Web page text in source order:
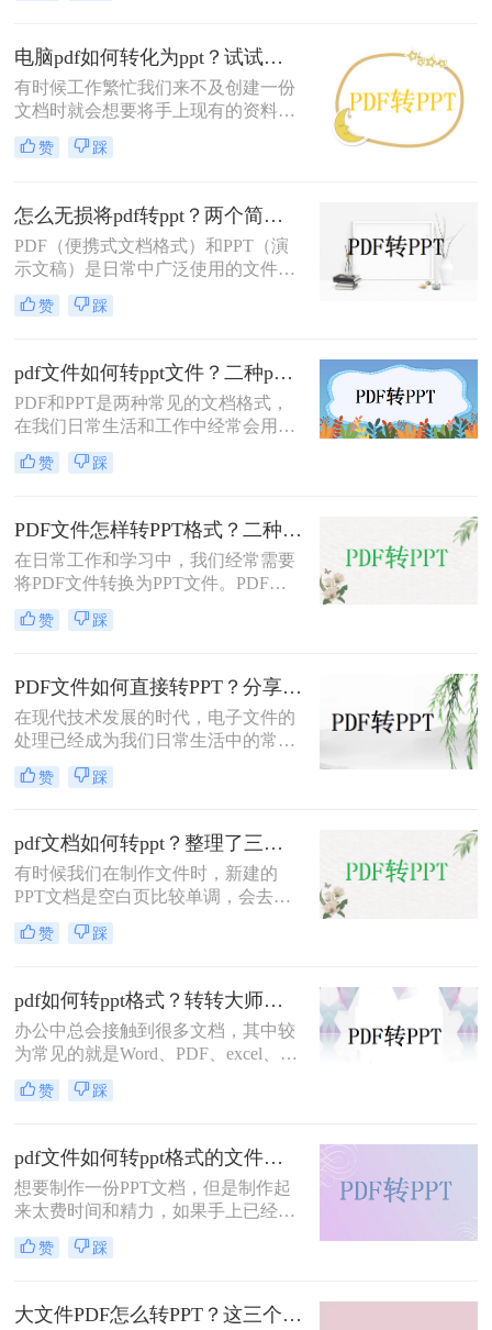
我就会教你PDF如何转ppt，以下是
pdf转ppt简单方法电脑的操作步骤。
电脑pdf如何转化为ppt？试试这三种的方法，简单几步，高效转换！
有时候工作繁忙我们来不及创建一份
文档时就会想要将手上现有的资料整
理起来并且转换成自己想要的格式，
特别是遇到PDF文件时，大家也知道
会员，不想花钱的朋友可以直接将pdf
转ppt，这样就可以放心编辑了，那么
你知道电脑pdf如何转化为ppt，下面
给大家分享个好方法。
赞 踩
怎么无损将pdf转ppt？两个简单的方法教给大家
PDF（便携式文档格式）和PPT（演
示文稿）是日常中广泛使用的文件格
式。PDF能够保存文档的整个格式，
使其在不同设备上呈现一致，而PPT
以制作专业的PPT演示文稿。在某些
情况下，我们需要将PDF转换为PPT
格式，以便将PDF文件中的内容放入
PPT演示文稿中，并进行编辑和制
作。在下面的文章中，我们将介绍怎
么无损将pdf转ppt。
赞 踩
pdf文件如何转ppt文件？二种pdf转ppt的简单方法，轻松解决
PDF和PPT是两种常见的文档格式，
在我们日常生活和工作中经常会用
到。有时候，我们需要将PDF文件转
换为PPT文件，以便于在演示或分享
文章中，我们将介绍pdf文件如何转
ppt文件。
赞 踩
PDF文件怎样转PPT格式？二种PDF转PPT的简单方法，轻松解决
在日常工作和学习中，我们经常需要
将PDF文件转换为PPT文件。PDF文
件作为一种跨平台的文档格式，非常
流行，但在展示和编辑方面并不如
PPT文件可以方便我们进行编辑，同
时更好地展示PPT文件。下面，我们
将介绍PDF文件怎样转PPT格式。
赞 踩
PDF文件如何直接转PPT？分享两个PDF转PPT的方法，一键即可实现转换自由
在现代技术发展的时代，电子文件的
处理已经成为我们日常生活中的常
态。PDF（Portable Document
Format）作为一种常见的电子文档格
共享的特点，得到了广泛应用。然
而，在某些情况下，我们可能需要将
PDF文件转换为PPT（Microsoft
PowerPoint）格式，以便更好地编
辑、演示或共享。在本篇文章中，我
们将详细介绍pdf文件如何直接转
赞 踩
pdf文档如何转ppt？整理了三种方法，值得收藏！
有时候我们在制作文件时，新建的
PPT文档是空白页比较单调，会去网
上下载一些模板，而下载后的文档多
是PDF格式，必须转换为PPT格式，
何转ppt呢？
赞 踩
pdf如何转ppt格式？转转大师在线都能解决！
办公中总会接触到很多文档，其中较
为常见的就是Word、PDF、excel、
TXT、PPT等，这些文档各有各的优
势，使用起来也是十分的方便，但是
那么有什么方法可以做到呢？今天就
来讲讲pdf转ppt格式，看看小编是怎
么将这两种文档进行互换的，如果你
还不知道，那么看完这篇pdf如何转
ppt格式文章你就学到了，一起来了解
吧。
赞 踩
pdf文件如何转ppt格式的文件？二种实用的方法，一定要知道！
想要制作一份PPT文档，但是制作起
来太费时间和精力，如果手上已经有
一份资料了，但是是PDF格式的，那
么要怎么将pdf文件转ppt格式直接使
都遇到过，今天就来给大家支个招，
看看pdf文件如何转ppt格式的文件。
赞 踩
大文件PDF怎么转PPT？这三个PDF转PPT方法你值得拥有，免费快捷又方便！